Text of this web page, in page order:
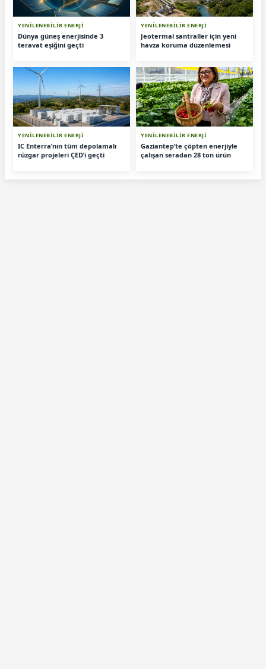
YENİLENEBİLİR ENERJİ
Dünya güneş enerjisinde 3
teravat eşiğini geçti
YENİLENEBİLİR ENERJİ
Jeotermal santraller için yeni
havza koruma düzenlemesi
YENİLENEBİLİR ENERJİ
IC Enterra’nın tüm depolamalı
rüzgar projeleri ÇED’i geçti
YENİLENEBİLİR ENERJİ
Gaziantep’te çöpten enerjiyle
çalışan seradan 28 ton ürün